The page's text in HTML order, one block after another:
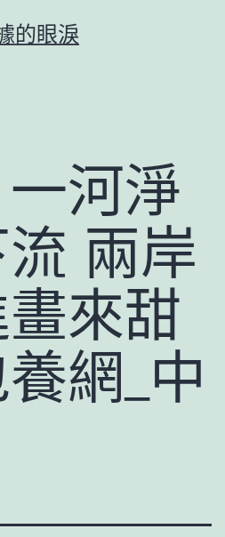
的眼淚
河淨
兩岸
來甜
網_中